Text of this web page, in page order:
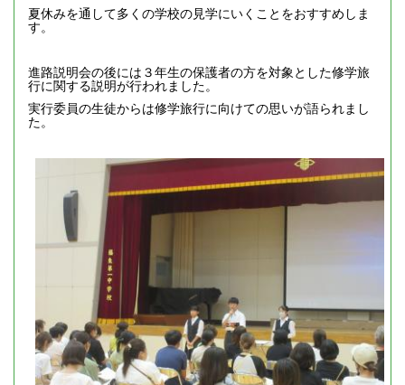
夏休みを通して多くの学校の見学にいくことをおすすめしま
す。
進路説明会の後には３年生の保護者の方を対象とした修学旅
行に関する説明が行われました。
実行委員の生徒からは修学旅行に向けての思いが語られまし
た。